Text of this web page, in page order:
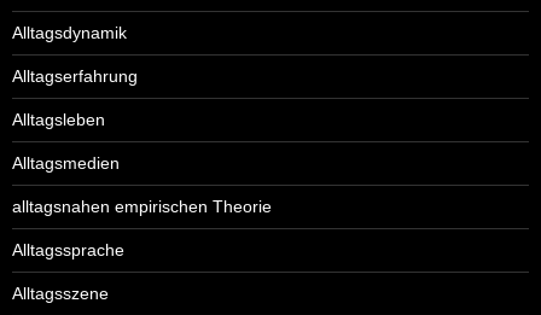
Alltagsdynamik
Alltagserfahrung
Alltagsleben
Alltagsmedien
alltagsnahen empirischen Theorie
Alltagssprache
Alltagsszene